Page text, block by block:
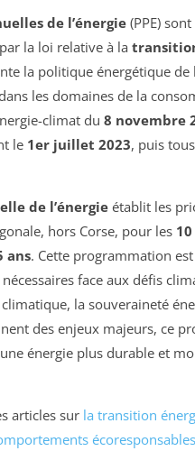
de l’énergie (PPE)
la loi relative à la
la politique énergétique
les domaines de la
climat du 8 novembre
le 1er juillet 2023, puis
de l’énergie établit les
hors Corse, pour les
ans. Cette programmation
face aux défis
la souveraineté
des enjeux majeurs, ce
énergie plus durable et
articles sur la transition